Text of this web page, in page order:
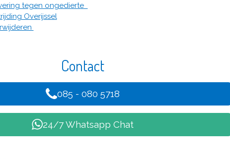
tegen ongedierte
Overijssel
Contact
085 - 080 5718
24/7 Whatsapp Chat